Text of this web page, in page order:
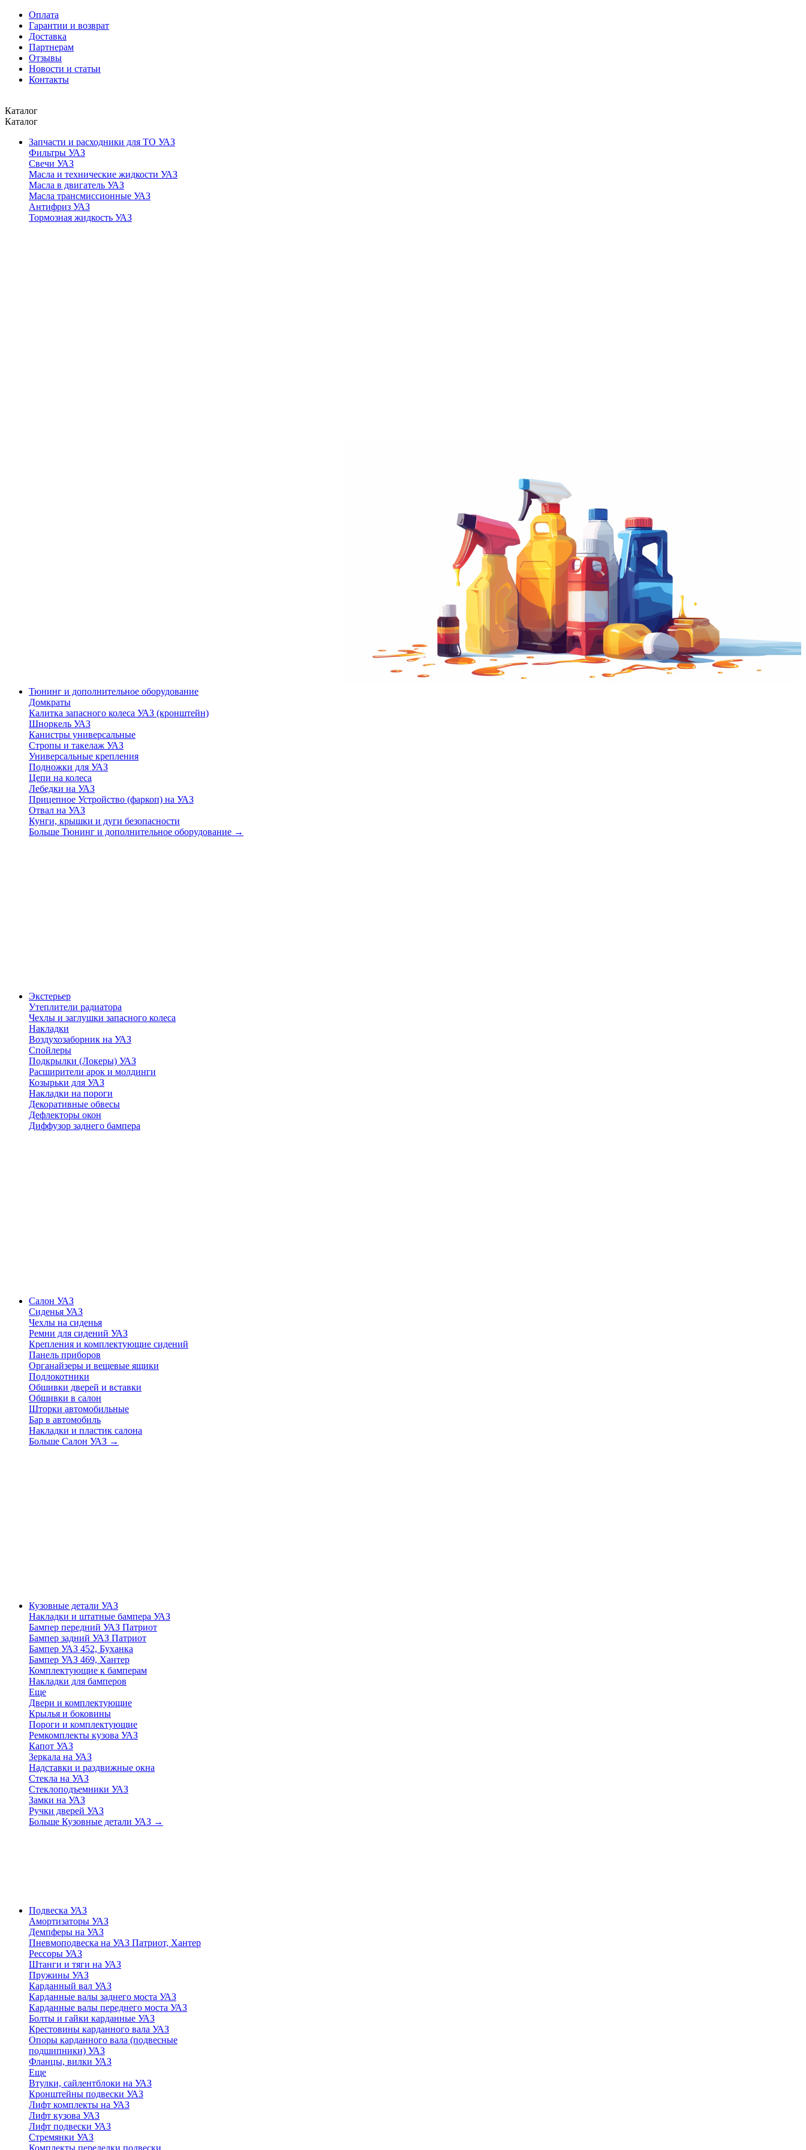
Оплата
Гарантии и возврат
Доставка
Партнерам
Отзывы
Новости и статьи
Контакты
Каталог
Каталог
Запчасти и расходники для ТО УАЗ
Фильтры УАЗ
Свечи УАЗ
Масла и технические жидкости УАЗ
Масла в двигатель УАЗ
Масла трансмиссионные УАЗ
Антифриз УАЗ
Тормозная жидкость УАЗ
Тюнинг и дополнительное оборудование
Домкраты
Калитка запасного колеса УАЗ (кронштейн)
Шноркель УАЗ
Канистры универсальные
Стропы и такелаж УАЗ
Универсальные крепления
Подножки для УАЗ
Цепи на колеса
Лебедки на УАЗ
Прицепное Устройство (фаркоп) на УАЗ
Отвал на УАЗ
Кунги, крышки и дуги безопасности
Больше Тюнинг и дополнительное оборудование →
Экстерьер
Утеплители радиатора
Чехлы и заглушки запасного колеса
Накладки
Воздухозаборник на УАЗ
Спойлеры
Подкрылки (Локеры) УАЗ
Расширители арок и молдинги
Козырьки для УАЗ
Накладки на пороги
Декоративные обвесы
Дефлекторы окон
Диффузор заднего бампера
Салон УАЗ
Сиденья УАЗ
Чехлы на сиденья
Ремни для сидений УАЗ
Крепления и комплектующие сидений
Панель приборов
Органайзеры и вещевые ящики
Подлокотники
Обшивки дверей и вставки
Обшивки в салон
Шторки автомобильные
Бар в автомобиль
Накладки и пластик салона
Больше Салон УАЗ →
Кузовные детали УАЗ
Накладки и штатные бампера УАЗ
Бампер передний УАЗ Патриот
Бампер задний УАЗ Патриот
Бампер УАЗ 452, Буханка
Бампер УАЗ 469, Хантер
Комплектующие к бамперам
Накладки для бамперов
Еще
Двери и комплектующие
Крылья и боковины
Пороги и комплектующие
Ремкомплекты кузова УАЗ
Капот УАЗ
Зеркала на УАЗ
Надставки и раздвижные окна
Стекла на УАЗ
Стеклоподъемники УАЗ
Замки на УАЗ
Ручки дверей УАЗ
Больше Кузовные детали УАЗ →
Подвеска УАЗ
Амортизаторы УАЗ
Демпферы на УАЗ
Пневмоподвеска на УАЗ Патриот, Хантер
Рессоры УАЗ
Штанги и тяги на УАЗ
Пружины УАЗ
Карданный вал УАЗ
Карданные валы заднего моста УАЗ
Карданные валы переднего моста УАЗ
Болты и гайки карданные УАЗ
Крестовины карданного вала УАЗ
Опоры карданного вала (подвесные
подшипники) УАЗ
Фланцы, вилки УАЗ
Еще
Втулки, сайлентблоки на УАЗ
Кронштейны подвески УАЗ
Лифт комплекты на УАЗ
Лифт кузова УАЗ
Лифт подвески УАЗ
Стремянки УАЗ
Комплекты переделки подвески